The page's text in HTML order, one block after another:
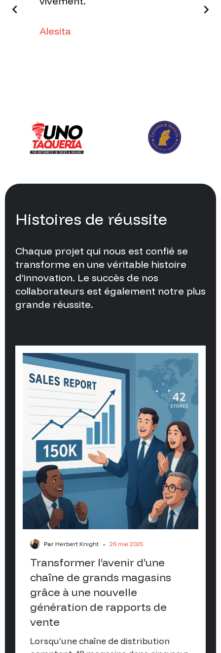
Histoires de réussite
transforme en une véritable histoire
d’innovation. Le succès de nos
collaborateurs est également
grande réussite.
chaîne de grands magasins
grâce à une nouvelle
génération de rapports de
vente
comptant 42 magasins dans cinq pays